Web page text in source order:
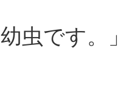
幼虫です。